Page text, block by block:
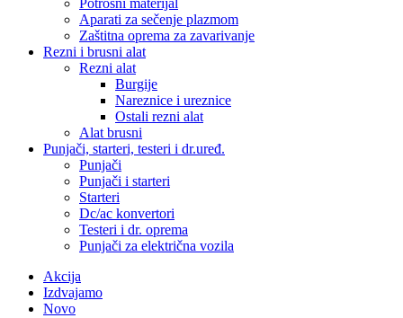
Potrošni materijal
Aparati za sečenje plazmom
Zaštitna oprema za zavarivanje
Rezni i brusni alat
Rezni alat
Burgije
Nareznice i ureznice
Ostali rezni alat
Alat brusni
Punjači, starteri, testeri i dr.uređ.
Punjači
Punjači i starteri
Starteri
Dc/ac konvertori
Testeri i dr. oprema
Punjači za električna vozila
Akcija
Izdvajamo
Novo